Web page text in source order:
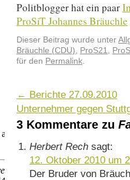
Politblogger hat ein paar
ProSiT Johannes Bräuchle
Dieser Beitrag wurde unter
Bräuchle (CDU)
ProS21
für den Permalink
← Berichte 27.09.2010
Unternehmer gegen
3 Kommentare zu
Herbert Rech sagt:
12. Oktober 2010 um
Der Bruder von